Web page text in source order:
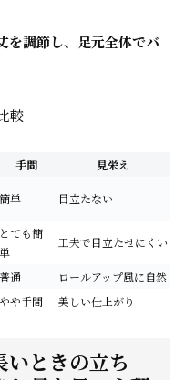
を調節し、足元全体でバ
較
手間 見栄え
簡単 目立たない
とても簡
単
工夫で目立たせにくい
普通
ロールアップ風に自然
やや手間 美しい仕上がり
いときの立ち